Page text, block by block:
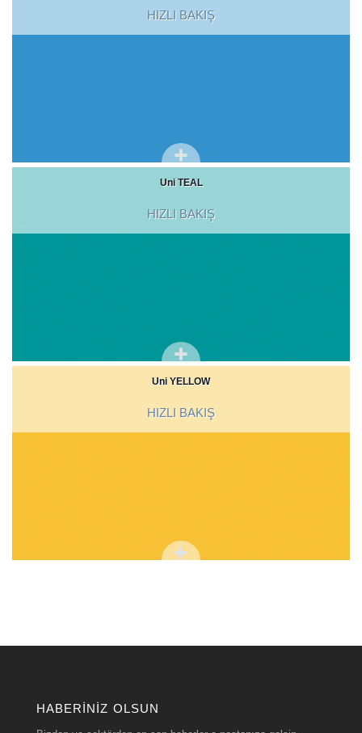
HIZLI BAKIŞ
Uni TEAL
HIZLI BAKIŞ
Uni YELLOW
HIZLI BAKIŞ
HABERINIZ OLSUN